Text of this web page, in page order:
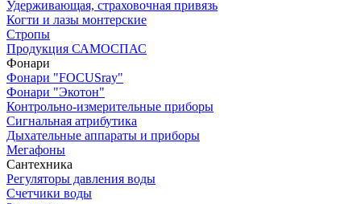
Удерживающая, страховочная привязь
Когти и лазы монтерские
Стропы
Продукция САМОСПАС
Фонари
Фонари "FOCUSray"
Фонари "Экотон"
Контрольно-измерительные приборы
Сигнальная атрибутика
Дыхательные аппараты и приборы
Мегафоны
Сантехника
Регуляторы давления воды
Счетчики воды